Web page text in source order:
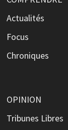
Actualités
Focus
Chroniques
OPINION
Tribunes Libres